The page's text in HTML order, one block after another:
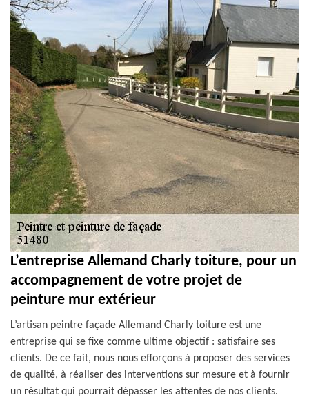
L’entreprise Allemand Charly toiture, pour un
accompagnement de votre projet de
peinture mur extérieur
L’artisan peintre façade Allemand Charly toiture est une
entreprise qui se fixe comme ultime objectif : satisfaire ses
clients. De ce fait, nous nous efforçons à proposer des services
de qualité, à réaliser des interventions sur mesure et à fournir
un résultat qui pourrait dépasser les attentes de nos clients.